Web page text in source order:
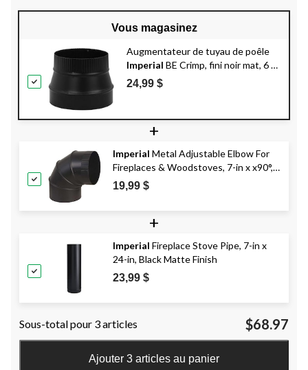
Vous magasinez
Augmentateur de tuyau de poêle
Imperial BE Crimp, fini noir mat, 6 à
7 po
24,99 $
+
Imperial Metal Adjustable Elbow For
Fireplaces & Woodstoves, 7-in x x90°,
Black Matte Finish
19,99 $
+
Imperial Fireplace Stove Pipe, 7-in x
24-in, Black Matte Finish
23,99 $
Sous-total pour 3 articles $68.97
Ajouter 3 articles au panier